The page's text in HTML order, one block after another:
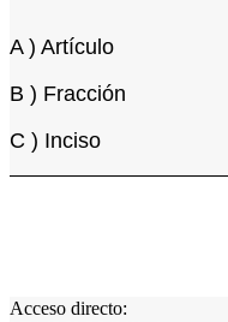
A ) Artículo
B ) Fracción
C ) Inciso
Acceso directo: